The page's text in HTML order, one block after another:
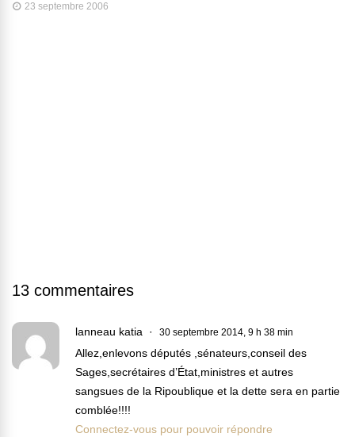
23 septembre 2006
13 commentaires
lanneau katia 30 septembre 2014, 9 h 38 min
Allez,enlevons députés ,sénateurs,conseil des
Sages,secrétaires d’État,ministres et autres
sangsues de la Ripoublique et la dette sera en partie
comblée!!!!
Connectez-vous pour pouvoir répondre